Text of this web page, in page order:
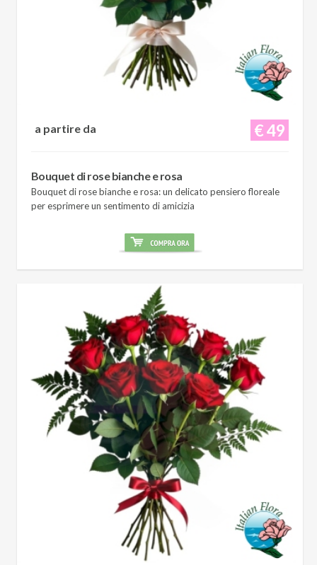
€ 49
a partire da
Bouquet di rose bianche e rosa
Bouquet di rose bianche e rosa: un delicato pensiero floreale
per esprimere un sentimento di amicizia